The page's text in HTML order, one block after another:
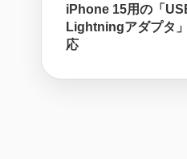
iPhone 15用の「
Lightningアダプタ
応